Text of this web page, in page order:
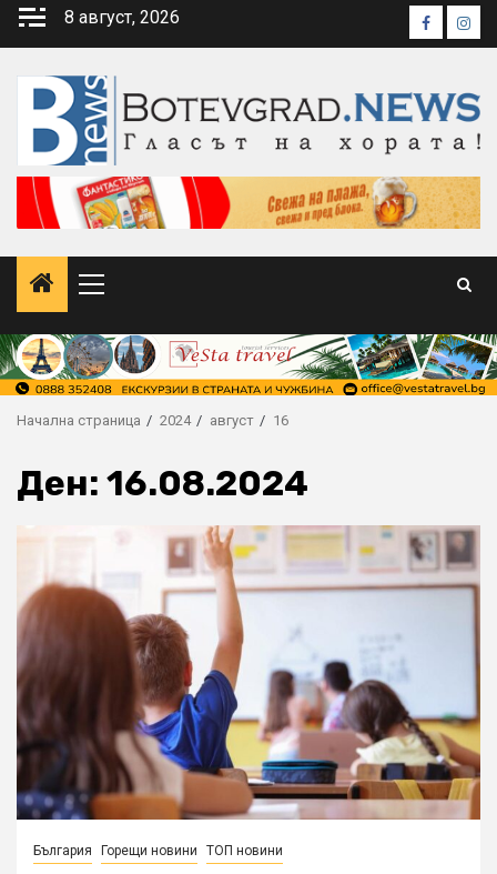
Skip
8 август, 2026 Facebook
Primary
Начална страница 2024 август 16
Ден: 16.08.2024
България Горещи новини ТОП новини